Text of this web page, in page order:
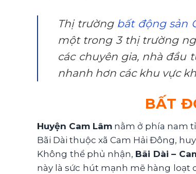
Thị trường bất động sản
một trong 3 thị trường
các chuyên gia, nhà đầu
nhanh hơn các khu vực
BẤT
Huyện Cam Lâm nằm ở phía nam
Bãi Dài thuộc xã Cam Hải Đông,
Không thể phủ nhận, Bãi Dài –
này là sức hút mạnh mẽ hàng loạt